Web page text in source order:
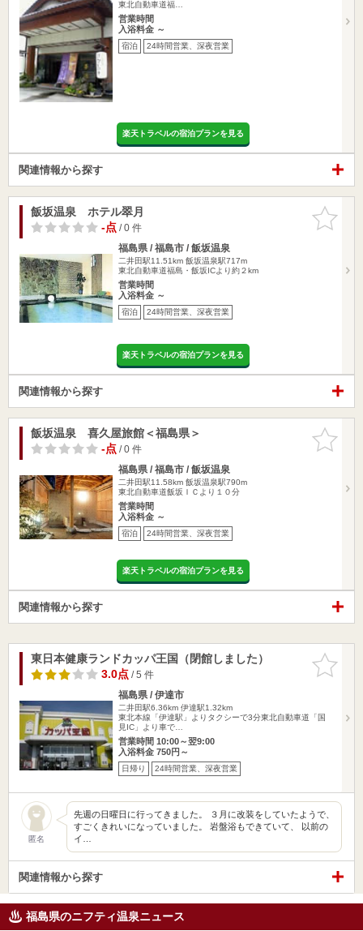
東北自動車道福…
営業時間
入浴料金 ～
宿泊 24時間営業、深夜営業
楽天トラベルの宿泊プランを見る
関連情報から探す
お気に入
りに追加
飯坂温泉 ホテル翠月
-点/ 0 件
福島県 / 福島市 / 飯坂温泉
二井田駅11.51km 飯坂温泉駅717m
東北自動車道福島・飯坂ICより約２km
営業時間
入浴料金 ～
宿泊 24時間営業、深夜営業
楽天トラベルの宿泊プランを見る
関連情報から探す
お気に入
りに追加
飯坂温泉 喜久屋旅館＜福島県＞
-点/ 0 件
福島県 / 福島市 / 飯坂温泉
二井田駅11.58km 飯坂温泉駅790m
東北自動車道飯坂ＩＣより１０分
営業時間
入浴料金 ～
宿泊 24時間営業、深夜営業
楽天トラベルの宿泊プランを見る
関連情報から探す
お気に入
りに追加
東日本健康ランドカッパ王国（閉館しました）
3.0点/ 5 件
福島県 / 伊達市
二井田駅6.36km 伊達駅1.32km
東北本線「伊達駅」よりタクシーで3分東北自動車道「国
見IC」より車で…
営業時間 10:00～翌9:00
入浴料金 750円～
日帰り 24時間営業、深夜営業
匿名
先週の日曜日に行ってきました。 ３月に改装をしていたようで、
すごくきれいになっていました。 岩盤浴もできていて、 以前の
イ…
関連情報から探す
福島県のニフティ温泉ニュース